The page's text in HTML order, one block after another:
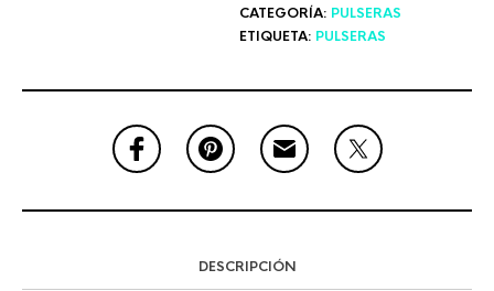
CATEGORÍA: PULSERAS
ETIQUETA: PULSERAS
DESCRIPCIÓN